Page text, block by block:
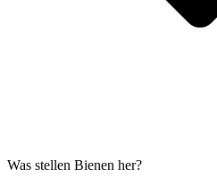
Was stellen Bienen her?